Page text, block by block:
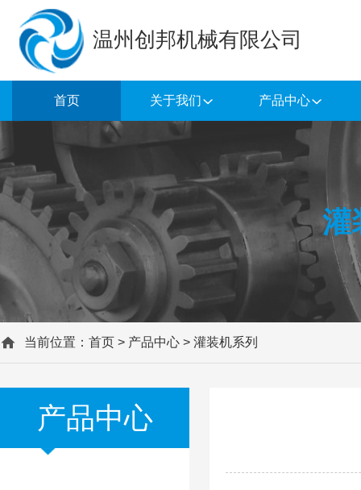
温州创邦机械有限公司
首页 关于我们 产品中心
灌
当前位置： 首页 > 产品中心 > 灌装机系列
产品中心